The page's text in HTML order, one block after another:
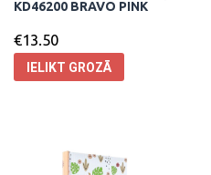
KD46200 BRAVO PINK
€13.50
IELIKT GROZĀ